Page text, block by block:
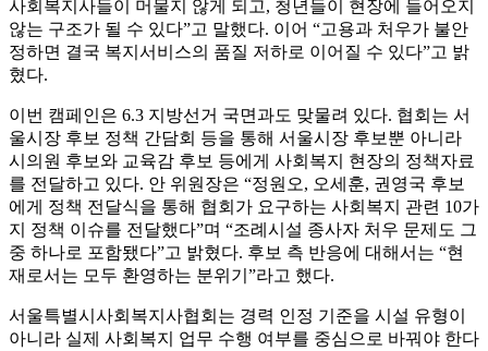
사회복지사들이 머물지 않게 되고, 청년들이 현장에 들어오지
않는 구조가 될 수 있다”고 말했다. 이어 “고용과 처우가 불안
정하면 결국 복지서비스의 품질 저하로 이어질 수 있다”고 밝
혔다.
이번 캠페인은 6.3 지방선거 국면과도 맞물려 있다. 협회는 서
울시장 후보 정책 간담회 등을 통해 서울시장 후보뿐 아니라
시의원 후보와 교육감 후보 등에게 사회복지 현장의 정책자료
를 전달하고 있다. 안 위원장은 “정원오, 오세훈, 권영국 후보
에게 정책 전달식을 통해 협회가 요구하는 사회복지 관련 10가
지 정책 이슈를 전달했다”며 “조례시설 종사자 처우 문제도 그
중 하나로 포함됐다”고 밝혔다. 후보 측 반응에 대해서는 “현
재로서는 모두 환영하는 분위기”라고 했다.
서울특별시사회복지사협회는 경력 인정 기준을 시설 유형이
아니라 실제 사회복지 업무 수행 여부를 중심으로 바꿔야 한다